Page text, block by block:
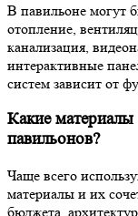
В павильоне могут
отопление,
канализация,
интерактивные
систем зависит от
Какие
павильонов?
Чаще всего
материалы и их
бюджета,